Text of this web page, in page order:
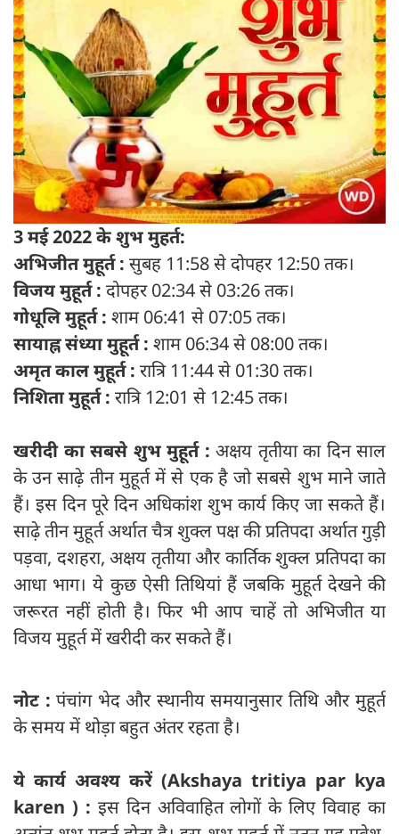
3 मई 2022 के शुभ मुहर्त:
अभिजीत मुहूर्त : सुबह 11:58 से दोपहर 12:50 तक।
विजय मुहूर्त : दोपहर 02:34 से 03:26 तक।
गोधूलि मुहूर्त : शाम 06:41 से 07:05 तक।
सायाह्न संध्या मुहूर्त : शाम 06:34 से 08:00 तक।
अमृत काल मुहूर्त : रात्रि 11:44 से 01:30 तक।
निशिता मुहूर्त : रात्रि 12:01 से 12:45 तक।
खरीदी का सबसे शुभ मुहूर्त : अक्षय तृतीया का दिन साल
के उन साढ़े तीन मुहूर्त में से एक है जो सबसे शुभ माने जाते
हैं। इस दिन पूरे दिन अधिकांश शुभ कार्य किए जा सकते हैं।
साढ़े तीन मुहूर्त अर्थात चैत्र शुक्ल पक्ष की प्रतिपदा अर्थात गुड़ी
पड़वा, दशहरा, अक्षय तृतीया और कार्तिक शुक्ल प्रतिपदा का
आधा भाग। ये कुछ ऐसी तिथियां हैं जबकि मुहूर्त देखने की
जरूरत नहीं होती है। फिर भी आप चाहें तो अभिजीत या
विजय मुहूर्त में खरीदी कर सकते हैं।
नोट :पंचांग भेद और स्थानीय समयानुसार तिथि और मुहूर्त
के समय में थोड़ा बहुत अंतर रहता है।
ये कार्य अवश्‍य करें (Akshaya tritiya par kya
karen ) : इस दिन अविवाहित लोगों के लिए विवाह का